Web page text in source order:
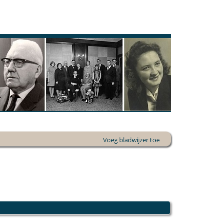
Voeg bladwijzer toe